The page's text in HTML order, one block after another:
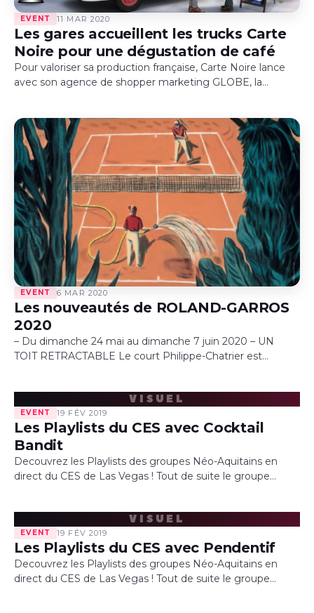
EVENT 11 MAR 2020
Les gares accueillent les trucks Carte
Noire pour une dégustation de café
Pour valoriser sa production française, Carte Noire lance
avec son agence de shopper marketing GLOBE, la
EVENT 6 MAR 2020
Les nouveautés de ROLAND-GARROS
2020
– Du dimanche 24 mai au dimanche 7 juin 2020 – UN
TOIT RETRACTABLE Le court Philippe-Chatrier est
VISUEL
EVENT 19 FÉV 2019
Les Playlists du CES avec Cocktail
Bandit
Decouvrez les Playlists des groupes Néo-Aquitains en
direct du CES de Las Vegas ! Tout de suite le groupe
VISUEL
EVENT 19 FÉV 2019
Les Playlists du CES avec Pendentif
Decouvrez les Playlists des groupes Néo-Aquitains en
direct du CES de Las Vegas ! Tout de suite le groupe